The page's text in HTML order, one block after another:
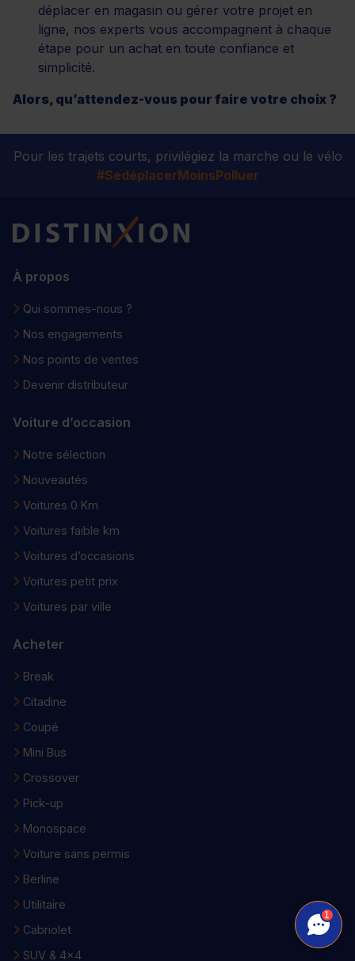
déplacer en magasin ou gérer votre projet en
ligne, nos experts vous accompagnent à chaque
étape pour un achat en toute confiance et
simplicité.
Alors, qu’attendez-vous pour faire votre choix ?
Pour les trajets courts, privilégiez la marche ou le vélo
#SedéplacerMoinsPolluer
Distinxion
À propos
Qui sommes-nous ?
Nos engagements
Nos points de ventes
Devenir distributeur
Voiture d’occasion
Notre sélection
Nouveautés
Voitures 0 Km
Voitures faible km
Voitures d’occasions
Voitures petit prix
Voitures par ville
Acheter
Break
Citadine
Coupé
Mini Bus
Crossover
Pick-up
Monospace
Voiture sans permis
Berline
Utilitaire
Cabriolet
SUV & 4x4
1